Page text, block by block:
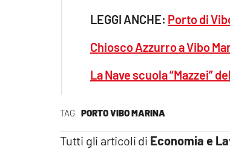
TAG PORTO VIBO MARINA
Tutti gli articoli di Economia e
LEGGI ANCHE: Porto di
Chiosco Azzurro a Vibo
La Nave scuola “Mazzei”